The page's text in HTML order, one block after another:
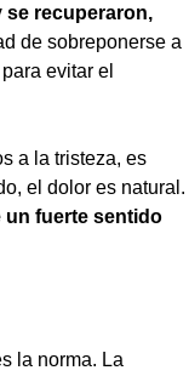
se recuperaron,
de sobreponerse a
evitar el
a la tristeza, es
el dolor es natural.
un fuerte sentido
la norma. La